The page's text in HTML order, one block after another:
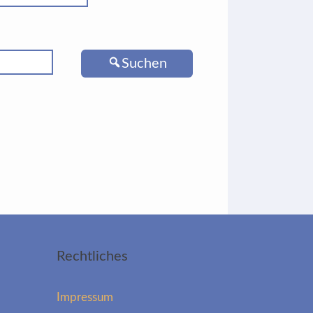
Suchen
Rechtliches
Impressum